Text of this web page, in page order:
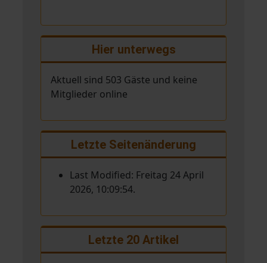
Hier unterwegs
Aktuell sind 503 Gäste und keine
Mitglieder online
Letzte Seitenänderung
Last Modified: Freitag 24 April
2026, 10:09:54.
Letzte 20 Artikel